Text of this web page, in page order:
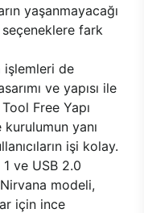
yaşanmayacağı
fark
işlemleri de
ve yapısı ile
Free Yapı
yanı
işi kolay.
ve USB 2.0
modeli,
için ince